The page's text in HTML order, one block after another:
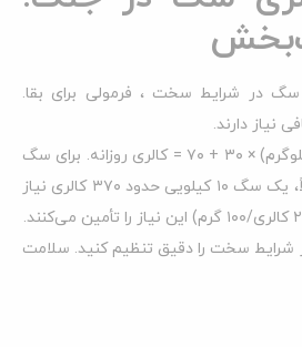
سگ در شرایط سخت ، فرمولی برای بقا.
نیاز دارند.
فرمول ساده: وزن سگ (کیلوگرم) × ۳۰ + ۷۰ = کالری روزانه. برای سگ
فعال، ۲۰٪ اضافه کنید. مثلاً، یک سگ ۱۰ کیلویی حدود ۳۷۰ کالری نیاز
شرایط سخت را دقیق تنظیم کنید. سلامت